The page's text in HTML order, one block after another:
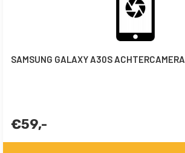
SAMSUNG GALAXY A30S ACHTERCAMERA
€59,-